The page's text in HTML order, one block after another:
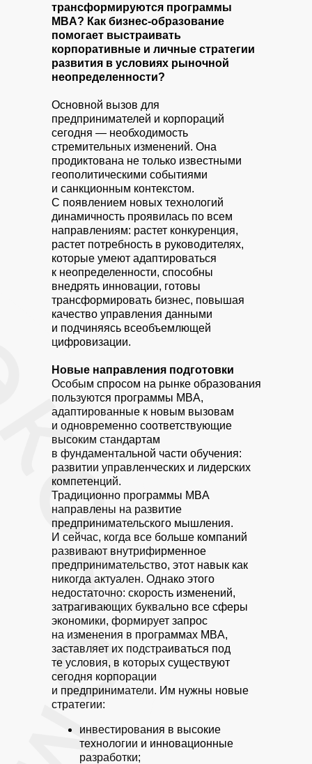
трансформируются программы
MBA? Как бизнес-образование
помогает выстраивать
корпоративные и личные стратегии
развития в условиях рыночной
неопределенности?
Основной вызов для
предпринимателей и корпораций
сегодня — необходимость
стремительных изменений. Она
продиктована не только известными
геополитическими событиями
и санкционным контекстом.
С появлением новых технологий
динамичность проявилась по всем
направлениям: растет конкуренция,
растет потребность в руководителях,
которые умеют адаптироваться
к неопределенности, способны
внедрять инновации, готовы
трансформировать бизнес, повышая
качество управления данными
и подчиняясь всеобъемлющей
цифровизации.
Новые направления подготовки
Особым спросом на рынке образования
пользуются программы MBA,
адаптированные к новым вызовам
и одновременно соответствующие
высоким стандартам
в фундаментальной части обучения:
развитии управленческих и лидерских
компетенций.
Традиционно программы MBA
направлены на развитие
предпринимательского мышления.
И сейчас, когда все больше компаний
развивают внутрифирменное
предпринимательство, этот навык как
никогда актуален. Однако этого
недостаточно: скорость изменений,
затрагивающих буквально все сферы
экономики, формирует запрос
на изменения в программах MBA,
заставляет их подстраиваться под
те условия, в которых существуют
сегодня корпорации
и предприниматели. Им нужны новые
стратегии:
инвестирования в высокие
технологии и инновационные
разработки;